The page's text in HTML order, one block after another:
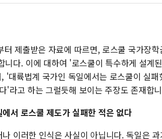
종합특검
"최대 2
유니슨 "
창호 교
장동혁 "
[속보]
AI에 승
제출받은 자료에 따르면, 로스쿨 국가장
다. 이에 대하여 '로스쿨이 특수하게 설계
대륙법계 국가인 독일에서는 로스쿨이 실패
'라고 하는 그럴듯해 보이는 주장도 존재합
에서 로스쿨 제도가 실패한 적은 없다
나 이러한 인식은 사실이 아닙니다. 독일은